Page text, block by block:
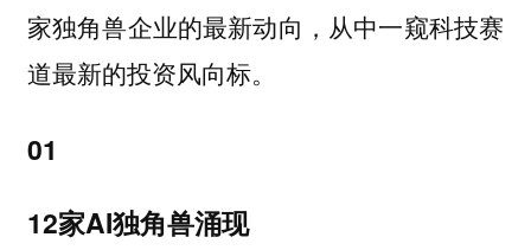
家独角兽企业的最新动向，从中一窥科技赛
道最新的投资风向标。
01
12家AI独角兽涌现